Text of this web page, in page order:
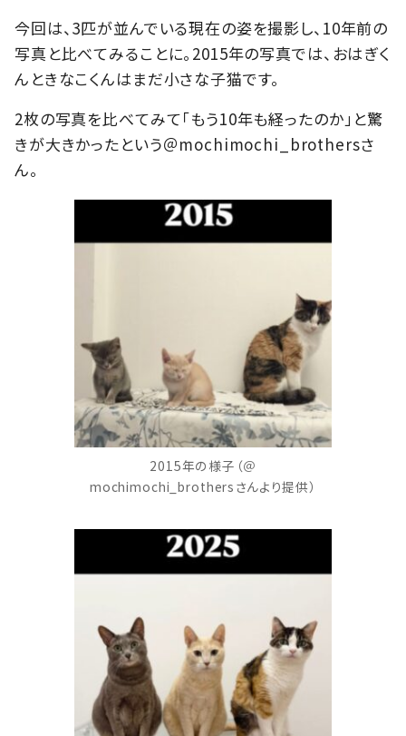
今回は、3匹が並んでいる現在の姿を撮影し、10年前の
写真と比べてみることに。2015年の写真では、おはぎく
んときなこくんはまだ小さな子猫です。
2枚の写真を比べてみて「もう10年も経ったのか」と驚
きが大きかったという＠mochimochi_brothersさ
ん。
2015年の様子（＠
mochimochi_brothersさんより提供）